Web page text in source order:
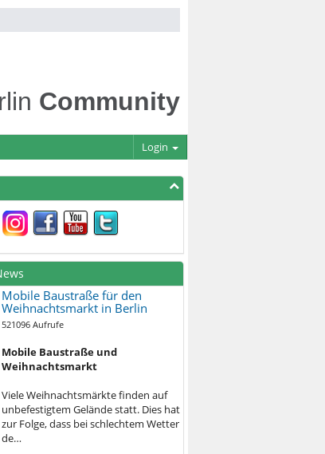
Community
Login
Mobile Baustraße für den
Weihnachtsmarkt in Berlin
521096 Aufrufe
Mobile Baustraße und
Weihnachtsmarkt
Viele Weihnachtsmärkte finden auf
unbefestigtem Gelände statt. Dies hat
zur Folge, dass bei schlechtem Wetter
de…